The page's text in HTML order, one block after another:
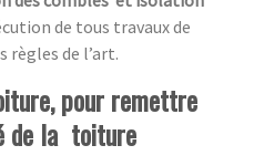
de tous travaux de
règles de l’art.
pour remettre
de la toiture